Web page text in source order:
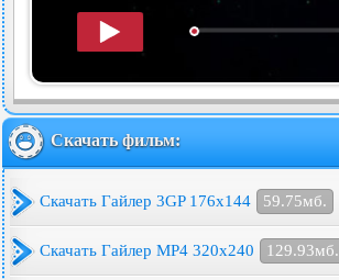
Скачать фильм:
Скачать Гайлер 3GP 176x144 59.75мб.
Скачать Гайлер MP4 320x240 129.93мб.